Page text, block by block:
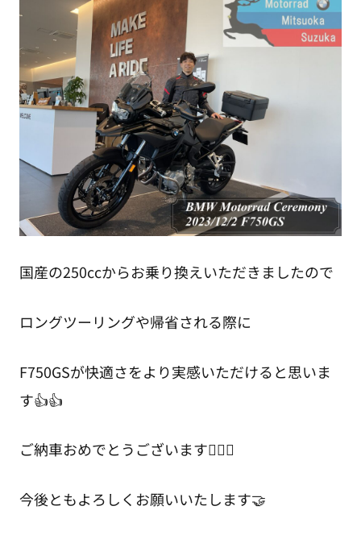
国産の250ccからお乗り換えいただきましたので
ロングツーリングや帰省される際に
F750GSが快適さをより実感いただけると思いま
す👍👍
ご納車おめでとうございます🙇🏻‍♀️
今後ともよろしくお願いいたします🤝